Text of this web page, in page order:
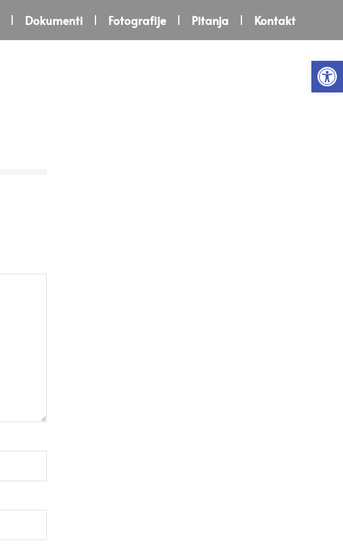
Dokumenti Fotografije Pitanja Kontakt